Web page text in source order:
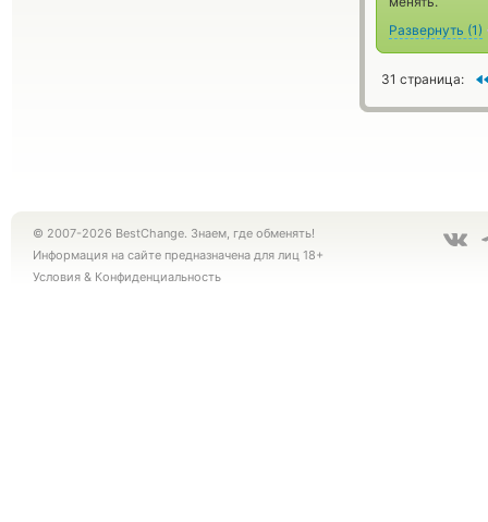
Развернуть (1)
31 страница:
© 2007-2026 BestChange. Знаем, где обменять!
Информация на сайте предназначена для лиц 18+
Условия & Конфиденциальность